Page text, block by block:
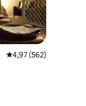
Priemerné
4,97 (562)